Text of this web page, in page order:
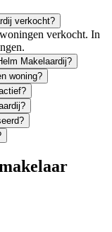
verkocht?
verkocht. In
Makelaardij?
woning?